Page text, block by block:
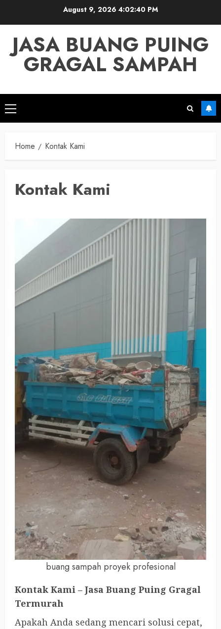
August 9, 2026 4:02:40 PM
JASA BUANG PUING
GRAGAL SAMPAH
Primary
Menu
Home Kontak Kami
Kontak Kami
buang sampah proyek profesional
Kontak Kami – Jasa Buang Puing Gragal
Termurah
Apakah Anda sedang mencari solusi cepat,